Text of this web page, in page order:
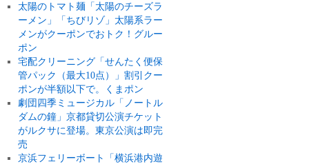
太陽のトマト麺「太陽のチーズラ
ーメン」「ちびリゾ」太陽系ラー
メンがクーポンでおトク！グルー
ポン
宅配クリーニング「せんたく便保
管パック（最大10点）」割引クー
ポンが半額以下で。くまポン
劇団四季ミュージカル「ノートル
ダムの鐘」京都貸切公演チケット
がルクサに登場。東京公演は即完
売
京浜フェリーボート「横浜港内遊